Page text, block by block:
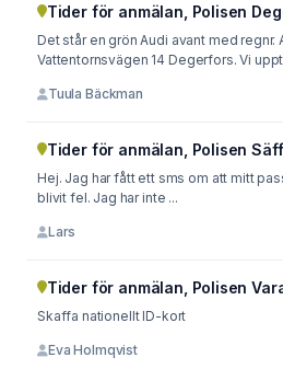
Tider för anmälan, Polisen
Det står en grön Audi avant med regnr.
Vattentornsvägen 14 Degerfors. Vi
Tuula Bäckman
Tider för anmälan, Polisen
Hej. Jag har fått ett sms om att mitt
blivit fel. Jag har inte ...
Lars
Tider för anmälan, Polisen
Skaffa nationellt ID-kort
Eva Holmqvist